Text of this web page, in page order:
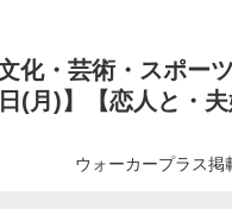
化・芸術・スポー
日(月)】【恋人と・夫
ウォーカープラス掲